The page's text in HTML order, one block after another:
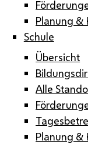
Planung &
Schule
Übersicht
Alle
Planung &